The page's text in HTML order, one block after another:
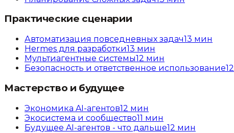
Практические сценарии
Автоматизация повседневных задач13 мин
Hermes для разработки13 мин
Мультиагентные системы12 мин
Безопасность и ответственное использование12
Мастерство и будущее
Экономика AI-агентов12 мин
Экосистема и сообщество11 мин
Будущее AI-агентов - что дальше12 мин